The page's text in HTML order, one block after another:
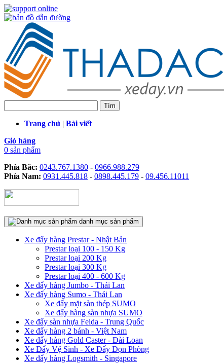
Trang chủ | Bài viết
Giỏ hàng
0 sản phẩm
Phía Bắc: 0243.767.1380 - 0966.988.279
Phía Nam: 0931.445.818 - 0898.445.179 - 09.456.11011
danh mục sản phẩm
Xe đẩy hàng Prestar - Nhật Bản
Prestar loại 100 - 150 Kg
Prestar loại 200 Kg
Prestar loại 300 Kg
Prestar loại 400 - 600 Kg
Xe đẩy hàng Jumbo - Thái Lan
Xe đẩy hàng Sumo - Thái Lan
Xe đẩy mặt sàn thép SUMO
Xe đẩy hàng sàn nhựa SUMO
Xe đẩy sàn nhựa Feida - Trung Quốc
Xe đẩy hàng 2 bánh - Việt Nam
Xe đẩy hàng Gold Caster - Đài Loan
Xe Đẩy Vệ Sinh - Xe Đẩy Dọn Phòng
Xe đẩy hàng Logsmith - Singapore